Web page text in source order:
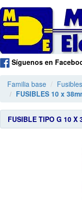
Síguenos en
Familia base
FUSIBLES 10 x
FUSIBLE TIPO G 10 X